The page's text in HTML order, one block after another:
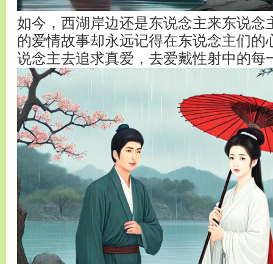
如今，西湖岸边还是东说念主来东说念
的爱情故事却永远记得在东说念主们的
说念主去追求真爱，去爱戴性射中的每